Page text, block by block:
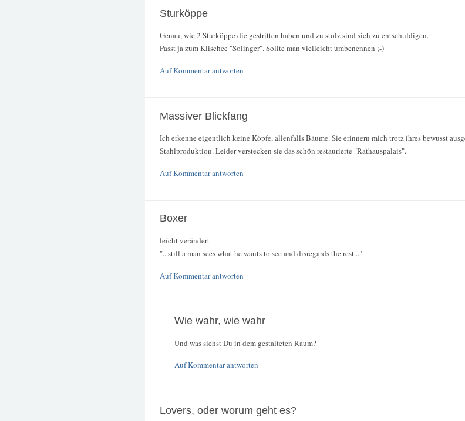
Sturköppe
Genau, wie 2 Sturköppe die gestritten haben und zu stolz sind sich zu entschuldigen.
Passt ja zum Klischee "Solinger". Sollte man vielleicht umbenennen ;-)
Auf Kommentar antworten
Massiver Blickfang
Ich erkenne eigentlich keine Köpfe, allenfalls Bäume. Sie erinnern mich trotz ihres bewusst
Stahlproduktion. Leider verstecken sie das schön restaurierte "Rathauspalais".
Auf Kommentar antworten
Boxer
leicht verändert
"...still a man sees what he wants to see and disregards the rest..."
Auf Kommentar antworten
Wie wahr, wie wahr
Und was siehst Du in dem gestalteten Raum?
Auf Kommentar antworten
Lovers, oder worum geht es?